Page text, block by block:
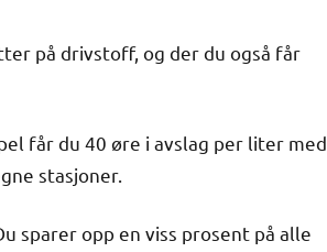
på drivstoff, og der du også får
får du 40 øre i avslag per liter med
stasjoner.
sparer opp en viss prosent på alle